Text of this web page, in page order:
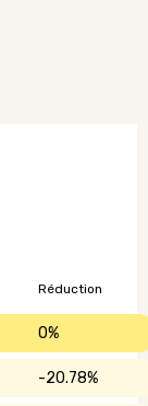
Réduction
0%
20.78%